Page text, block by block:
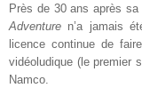
Près de 30 ans après
Adventure n’a jamais
licence continue de
vidéoludique (le premier
Namco.